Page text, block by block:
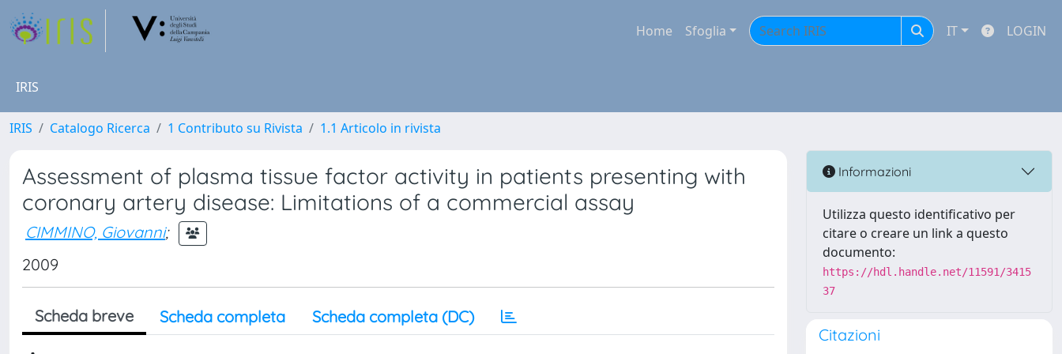
Home Sfoglia IT LOGIN
IRIS
IRIS Catalogo Ricerca 1 Contributo su Rivista 1.1 Articolo in rivista
Assessment of plasma tissue factor activity in patients presenting with
coronary artery disease: Limitations of a commercial assay
CIMMINO, Giovanni;
2009
Scheda breve Scheda completa Scheda completa (DC)
Informazioni
Utilizza questo identificativo per
citare o creare un link a questo
documento:
https://hdl.handle.net/11591/3415
37
Citazioni